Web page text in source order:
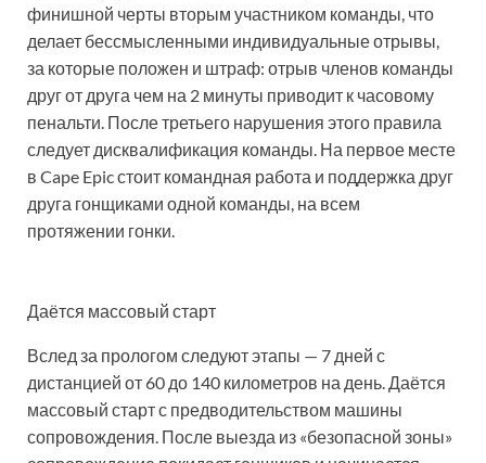
финишной черты вторым участником команды, что
делает бессмысленными индивидуальные отрывы,
за которые положен и штраф: отрыв членов команды
друг от друга чем на 2 минуты приводит к часовому
пенальти. После третьего нарушения этого правила
следует дисквалификация команды. На первое месте
в Cape Epic стоит командная работа и поддержка друг
друга гонщиками одной команды, на всем
протяжении гонки.
Даётся массовый старт
Вслед за прологом следуют этапы — 7 дней с
дистанцией от 60 до 140 километров на день. Даётся
массовый старт с предводительством машины
сопровождения. После выезда из «безопасной зоны»